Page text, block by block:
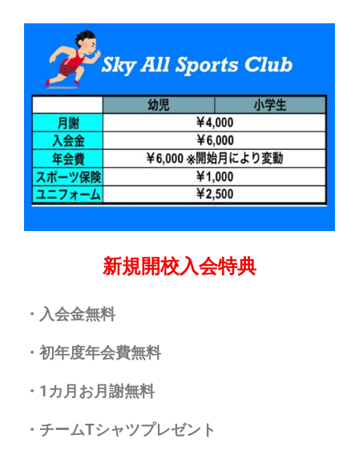
新規開校入会特典
・入会金無料
・初年度年会費無料
・1カ月お月謝無料
・チームTシャツプレゼント